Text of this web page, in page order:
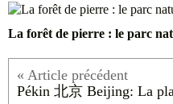
La forêt de pierre : le parc